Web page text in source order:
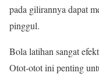
pada gilirannya dapat
pinggul.
Bola latihan sangat
Otot-otot ini penting